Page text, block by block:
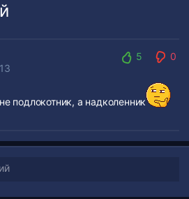
5
0
подлокотник, а надколенник